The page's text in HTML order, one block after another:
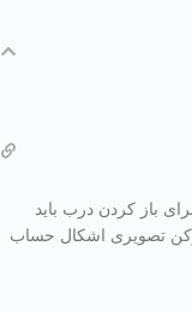
باز کردن درب باید
تصویری اشکال حساب